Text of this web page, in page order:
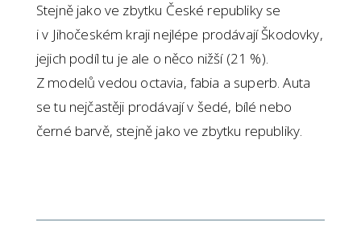
Stejně jako ve zbytku České republiky se
i v Jihočeském kraji nejlépe prodávají Škodovky,
jejich podíl tu je ale o něco nižší (21 %).
Z modelů vedou octavia, fabia a superb. Auta
se tu nejčastěji prodávají v šedé, bílé nebo
černé barvě, stejně jako ve zbytku republiky.